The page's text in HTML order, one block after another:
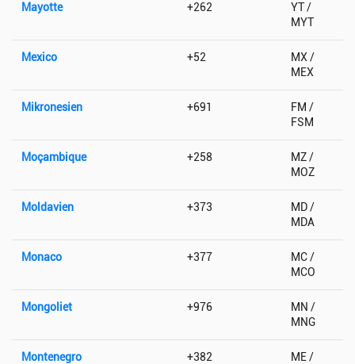
Mayotte +262
YT /
MYT
Mexico +52
MX /
MEX
Mikronesien +691
FM /
FSM
Moçambique +258
MZ /
MOZ
Moldavien +373
MD /
MDA
Monaco +377
MC /
MCO
Mongoliet +976
MN /
MNG
Montenegro +382
ME /